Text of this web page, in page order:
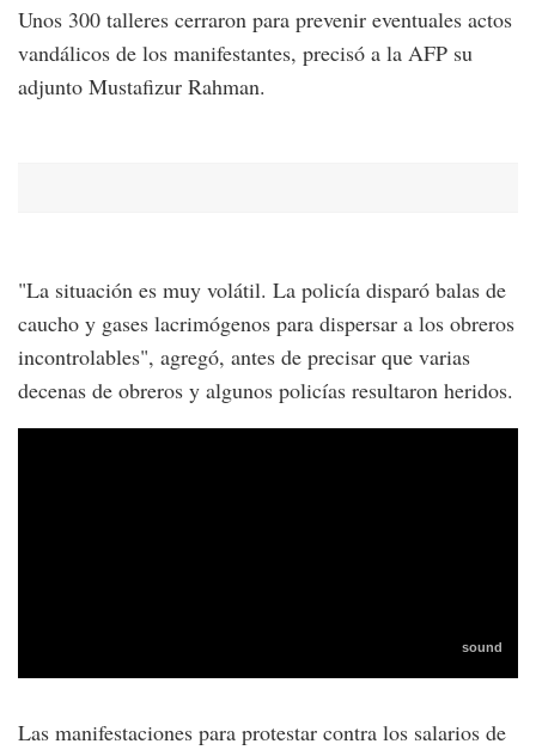
Unos 300 talleres cerraron para prevenir eventuales actos
vandálicos de los manifestantes, precisó a la AFP su
adjunto Mustafizur Rahman.
"La situación es muy volátil. La policía disparó balas de
caucho y gases lacrimógenos para dispersar a los obreros
incontrolables", agregó, antes de precisar que varias
decenas de obreros y algunos policías resultaron heridos.
Las manifestaciones para protestar contra los salarios de